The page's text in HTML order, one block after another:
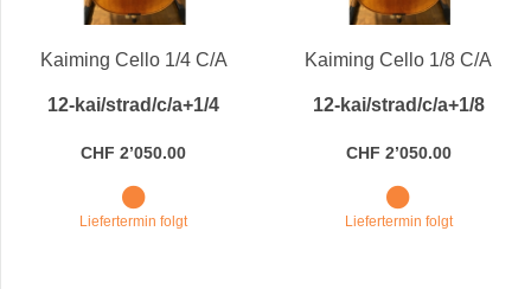
Preis
Kaiming Cello 1/4 C/A
12-kai/strad/c/a+1/4
CHF 2’050.00
Liefertermin folgt
Kaiming Cello 1/8 C/A
12-kai/strad/c/a+1/8
CHF 2’050.00
Liefertermin folgt